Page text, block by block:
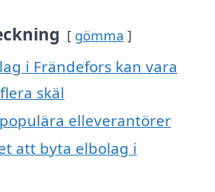
gömma
i Frändefors kan vara
skäl
elleverantörer
att byta elbolag i